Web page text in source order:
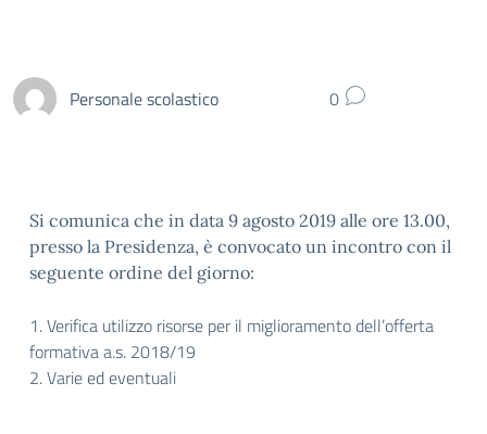
Personale scolastico 0
Si comunica che in data 9 agosto 2019 alle ore 13.00,
presso la Presidenza, è convocato un incontro con il
seguente ordine del giorno:
1. Verifica utilizzo risorse per il miglioramento dell’offerta
formativa a.s. 2018/19
2. Varie ed eventuali